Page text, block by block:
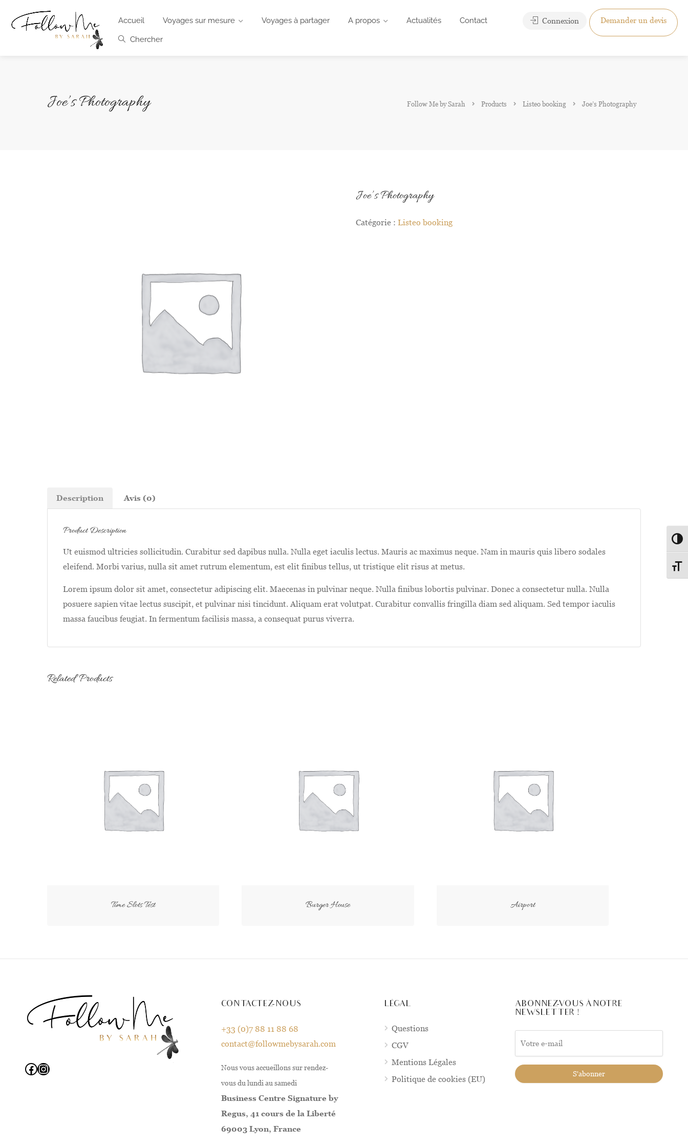
Accueil Voyages sur mesure Voyages à partager A propos Actualités Contact
Chercher
Connexion Demander un devis
Joe’s Photography Follow Me by Sarah Products Listeo booking Joe’s Photography
Joe’s Photography
Catégorie :Listeo booking
Description Avis (0)
Product Description
Ut euismod ultricies sollicitudin. Curabitur sed dapibus nulla. Nulla eget iaculis lectus. Mauris ac maximus neque. Nam in mauris quis libero sodales
eleifend. Morbi varius, nulla sit amet rutrum elementum, est elit finibus tellus, ut tristique elit risus at metus.
Lorem ipsum dolor sit amet, consectetur adipiscing elit. Maecenas in pulvinar neque. Nulla finibus lobortis pulvinar. Donec a consectetur nulla. Nulla
posuere sapien vitae lectus suscipit, et pulvinar nisi tincidunt. Aliquam erat volutpat. Curabitur convallis fringilla diam sed aliquam. Sed tempor iaculis
massa faucibus feugiat. In fermentum facilisis massa, a consequat purus viverra.
Related Products
Time Slots Test Burger House Airport
Facebook
Instagram
CONTACTEZ-NOUS
+33 (0)7 88 11 88 68
contact@followmebysarah.com
Nous vous accueillons sur rendez-
vous du lundi au samedi
Business Centre Signature by
Regus, 41 cours de la Liberté
69003 Lyon, France
LÉGAL
Questions
CGV
Mentions Légales
Politique de cookies (EU)
ABONNEZ-VOUS À NOTRE
NEWSLETTER !